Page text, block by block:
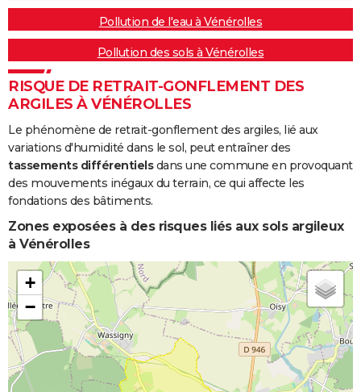
Pollution de l'eau à Vénérolles
Pollution des sols à Vénérolles
RISQUE DE RETRAIT-GONFLEMENT DES
ARGILES À VÉNÉROLLES
Le phénomène de retrait-gonflement des argiles, lié aux
variations d'humidité dans le sol, peut entraîner des
tassements différentielsdans une commune en provoquant
des mouvements inégaux du terrain, ce qui affecte les
fondations des bâtiments.
Zones exposées à des risques liés aux sols argileux
à Vénérolles
+
−